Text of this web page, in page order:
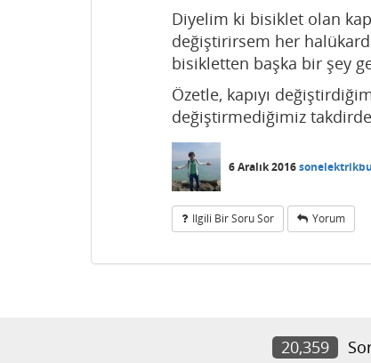
Diyelim ki bisiklet olan
değiştirirsem her
bisikletten başka bir şey
Özetle, kapıyı
değiştirmediğimiz takdirde
6 Aralık 2016
Ilgili Bir Soru Sor Yorum
20,359